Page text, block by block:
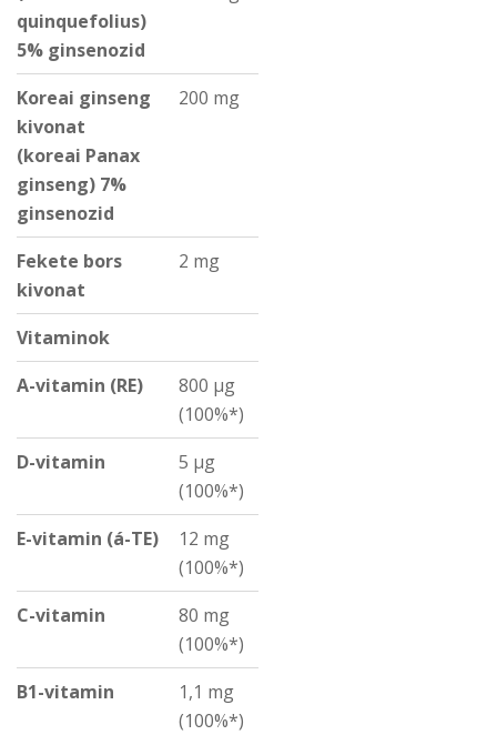
quinquefolius)
5% ginsenozid
Koreai ginseng
kivonat
(koreai Panax
ginseng) 7%
ginsenozid
200 mg
Fekete bors
kivonat
2 mg
Vitaminok
A-vitamin (RE)
800 µg
(100%*)
D-vitamin
5 µg
(100%*)
E-vitamin (á-TE)
12 mg
(100%*)
C-vitamin
80 mg
(100%*)
B1-vitamin
1,1 mg
(100%*)